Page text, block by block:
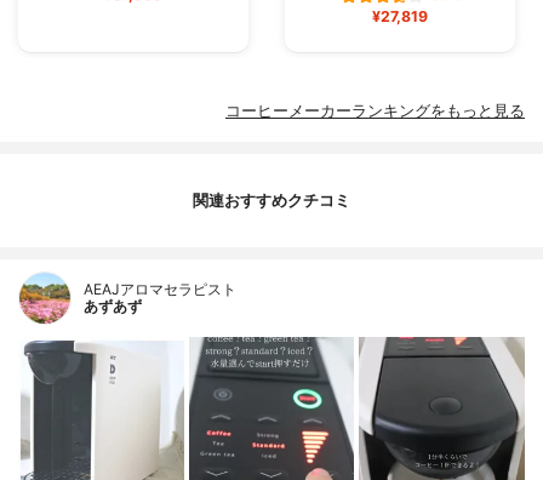
¥27,819
コーヒーメーカーランキングをもっと見る
関連おすすめクチコミ
AEAJアロマセラピスト
あずあず